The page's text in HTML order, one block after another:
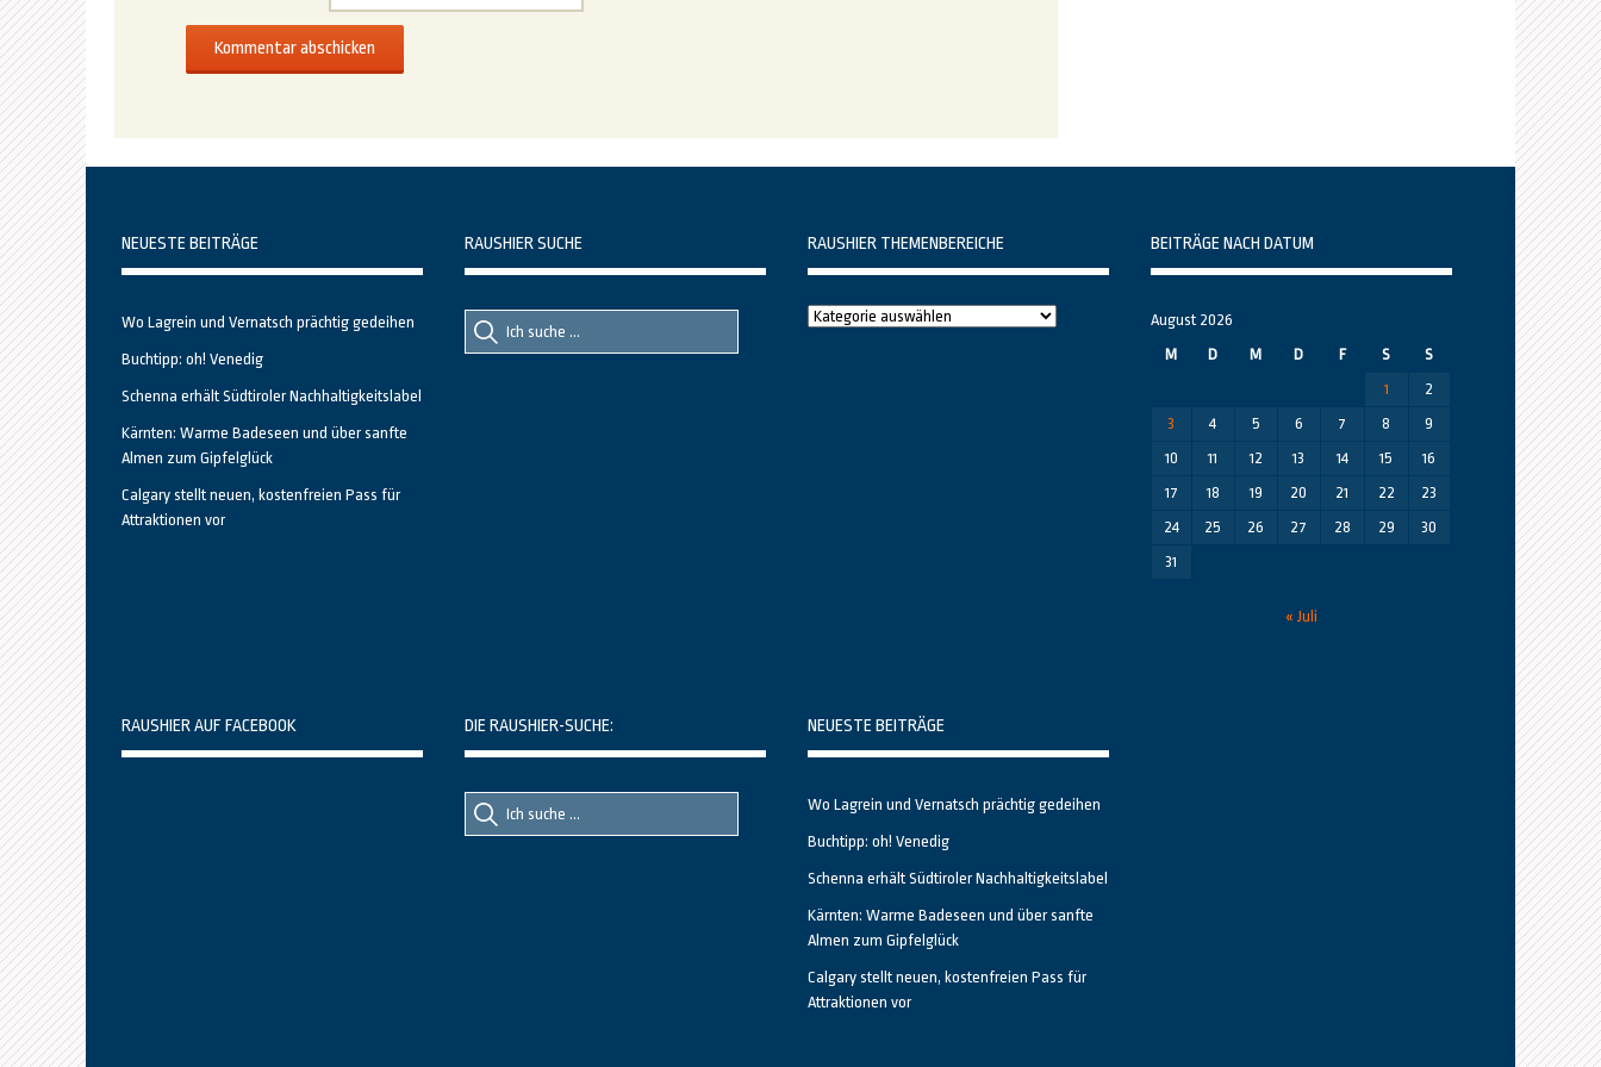
NEUESTE BEITRÄGE
Wo Lagrein und Vernatsch prächtig gedeihen
Buchtipp: oh! Venedig
Schenna erhält Südtiroler Nachhaltigkeitslabel
Kärnten: Warme Badeseen und über sanfte
Almen zum Gipfelglück
Calgary stellt neuen, kostenfreien Pass für
Attraktionen vor
RAUSHIER SUCHE
Suche
nach::
Suche
nach:
RAUSHIER THEMENBEREICHE
Raushier
BEITRÄGE NACH DATUM
August 2026
M
D M D F S
S
1
2
3
4 5 6 7 8
9
10
11 12 13 14 15
16
17
18 19 20 21 22
23
24
25 26 27 28 29
30
31
« Juli
RAUSHIER AUF FACEBOOK DIE RAUSHIER-SUCHE:
Suche
nach::
Suche
nach:
NEUESTE BEITRÄGE
Wo Lagrein und Vernatsch prächtig gedeihen
Buchtipp: oh! Venedig
Schenna erhält Südtiroler Nachhaltigkeitslabel
Kärnten: Warme Badeseen und über sanfte
Almen zum Gipfelglück
Calgary stellt neuen, kostenfreien Pass für
Attraktionen vor